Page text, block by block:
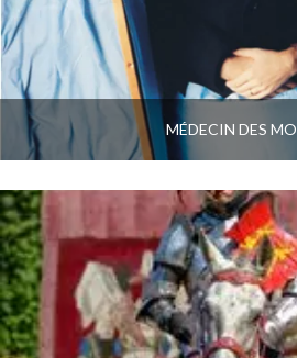
MÉDECIN DES